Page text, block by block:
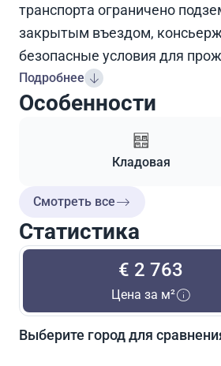
транспорта ограничено
закрытым въездом,
безопасные условия для
Подробнее
Особенности
Кладовая
Смотреть все
Статистика
€ 2 763
Цена за м²
Выберите город для